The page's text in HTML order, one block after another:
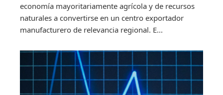
economía mayoritariamente agrícola y de recursos
naturales a convertirse en un centro exportador
manufacturero de relevancia regional. E...